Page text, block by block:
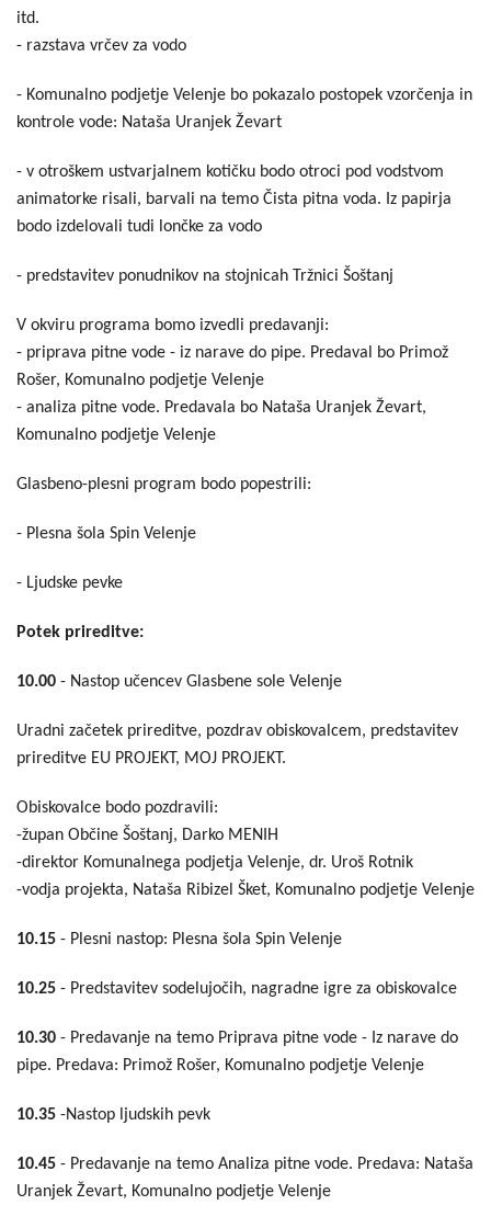
itd.
- razstava vrčev za vodo
- Komunalno podjetje Velenje bo pokazalo postopek vzorčenja in
kontrole vode: Nataša Uranjek Ževart
- v otroškem ustvarjalnem kotičku bodo otroci pod vodstvom
animatorke risali, barvali na temo Čista pitna voda. Iz papirja
bodo izdelovali tudi lončke za vodo
- predstavitev ponudnikov na stojnicah Tržnici Šoštanj
V okviru programa bomo izvedli predavanji:
- priprava pitne vode - iz narave do pipe. Predaval bo Primož
Rošer, Komunalno podjetje Velenje
- analiza pitne vode. Predavala bo Nataša Uranjek Ževart,
Komunalno podjetje Velenje
Glasbeno-plesni program bodo popestrili:
- Plesna šola Spin Velenje
- Ljudske pevke
Potek prireditve:
10.00 - Nastop učencev Glasbene sole Velenje
Uradni začetek prireditve, pozdrav obiskovalcem, predstavitev
prireditve EU PROJEKT, MOJ PROJEKT.
Obiskovalce bodo pozdravili:
-župan Občine Šoštanj, Darko MENIH
-direktor Komunalnega podjetja Velenje, dr. Uroš Rotnik
-vodja projekta, Nataša Ribizel Šket, Komunalno podjetje Velenje
10.15 - Plesni nastop: Plesna šola Spin Velenje
10.25 - Predstavitev sodelujočih, nagradne igre za obiskovalce
10.30 - Predavanje na temo Priprava pitne vode - Iz narave do
pipe. Predava: Primož Rošer, Komunalno podjetje Velenje
10.35 -Nastop ljudskih pevk
10.45 - Predavanje na temo Analiza pitne vode. Predava: Nataša
Uranjek Ževart, Komunalno podjetje Velenje